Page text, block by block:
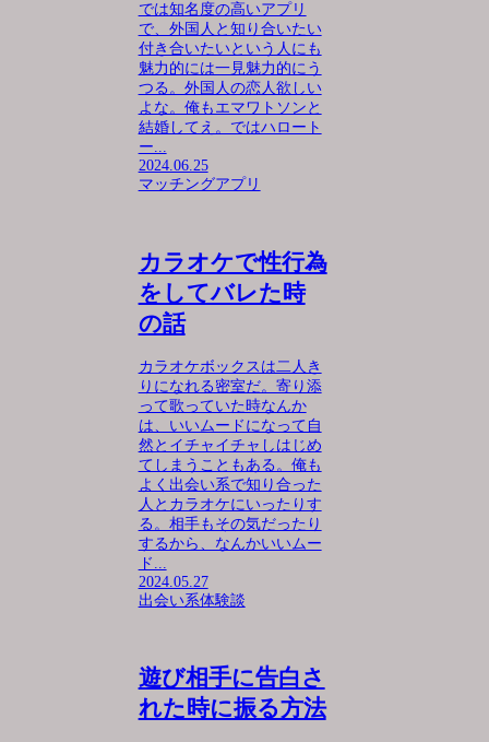
では知名度の高いアプリ
で、外国人と知り合いたい
付き合いたいという人にも
魅力的には一見魅力的にう
つる。外国人の恋人欲しい
よな。俺もエマワトソンと
結婚してえ。ではハロート
ー...
2024.06.25
マッチングアプリ
カラオケで性行為
をしてバレた時
の話
カラオケボックスは二人き
りになれる密室だ。寄り添
って歌っていた時なんか
は、いいムードになって自
然とイチャイチャしはじめ
てしまうこともある。俺も
よく出会い系で知り合った
人とカラオケにいったりす
る。相手もその気だったり
するから、なんかいいムー
ド...
2024.05.27
出会い系体験談
遊び相手に告白さ
れた時に振る方法